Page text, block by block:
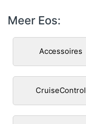
Meer Eos:
Accessoires
CruiseControl